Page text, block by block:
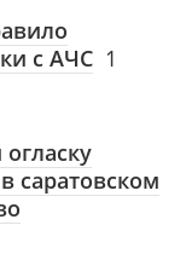
с АЧС 1
саратовском